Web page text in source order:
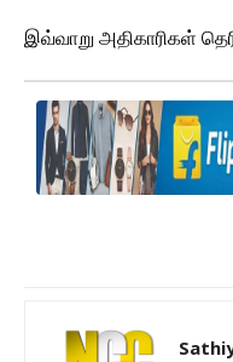
இவ்வாறு அதிகாரிகள்